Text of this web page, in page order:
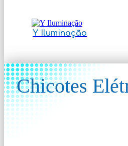
Y Iluminação
Chicotes